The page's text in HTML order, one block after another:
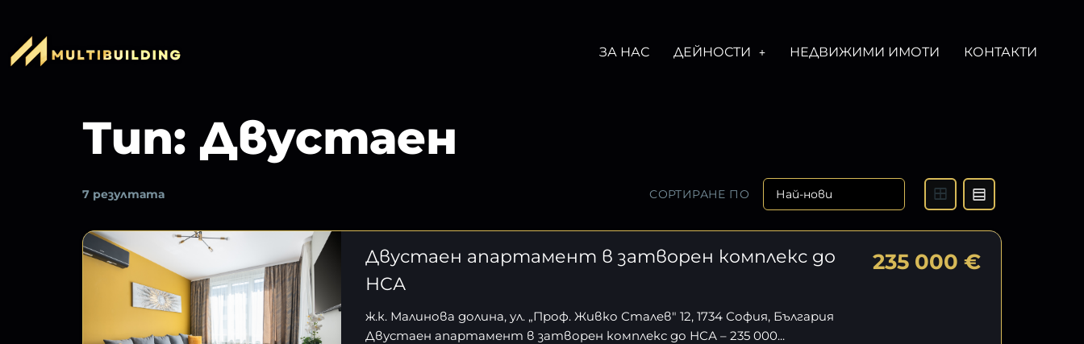
ЗА НАС ДЕЙНОСТИ НЕДВИЖИМИ ИМОТИ КОНТАКТИ
Тип: Двустаен
7 резултата СОРТИРАНЕ ПО
Двустаен апартамент в затворен комплекс до
НСА
ж.к. Малинова долина, ул. „Проф. Живко Сталев" 12, 1734 София, България
Двустаен апартамент в затворен комплекс до НСА – 235 000...
235 000 €